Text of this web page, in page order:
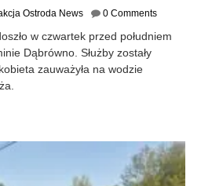
Ostroda News 0 Comments
w czwartek przed południem
Dąbrówno. Służby zostały
zauważyła na wodzie